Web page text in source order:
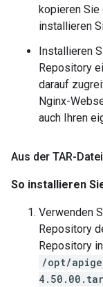
kopieren Sie
installieren
Installieren
Repository
darauf
Nginx-
auch Ihren
Aus der TAR-
So installieren
Verwenden
Repository
Repository
/opt/